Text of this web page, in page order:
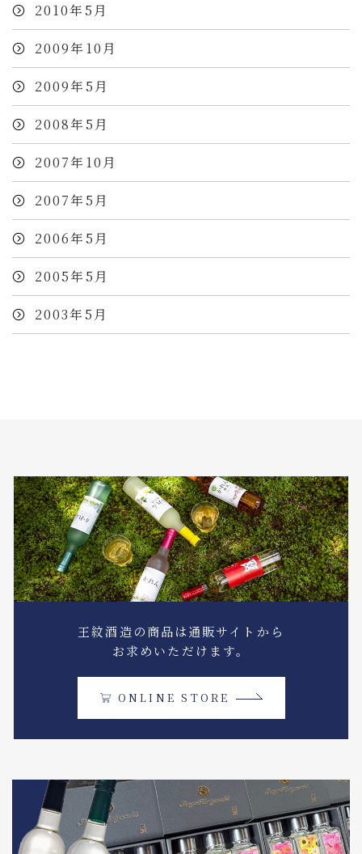
2010年5月
2009年10月
2009年5月
2008年5月
2007年10月
2007年5月
2006年5月
2005年5月
2003年5月
王紋酒造の商品は通販サイトから
お求めいただけます。
ONLINE STORE